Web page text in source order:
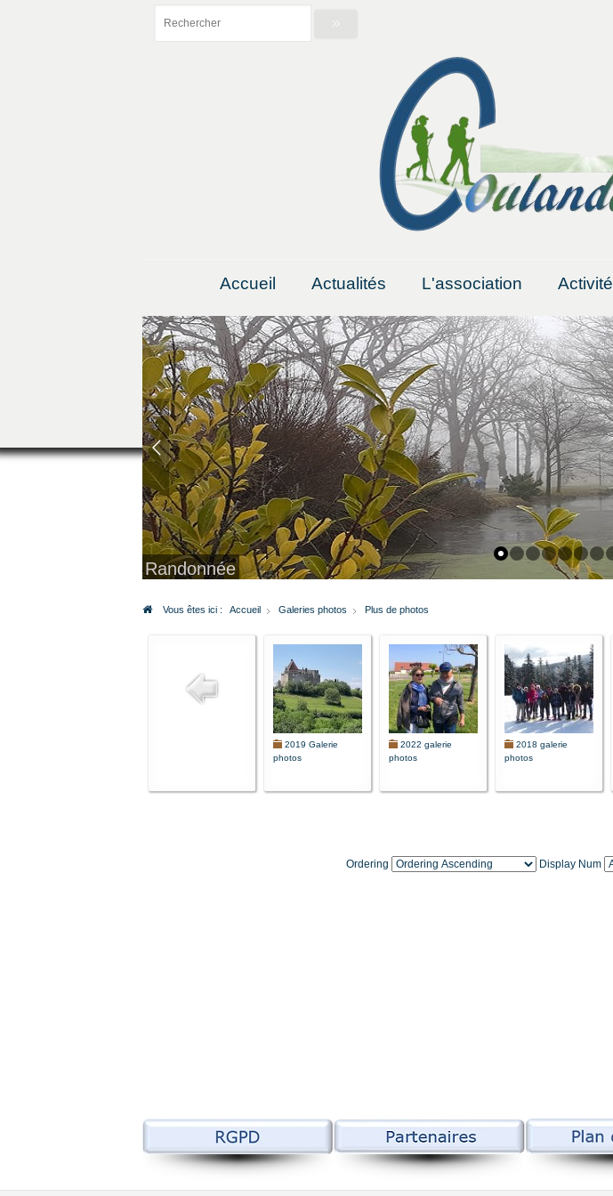
Accueil Actualités L'association Activité
Randonnée
Vous êtes ici : Accueil Galeries photos Plus de photos
2019 Galerie
photos
2022 galerie
photos
2018 galerie
photos
Ordering Display Num